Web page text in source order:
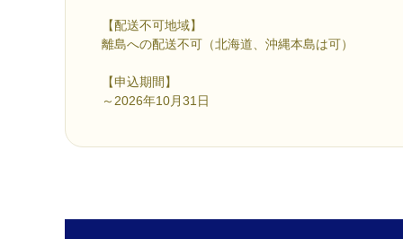
【配送不可地域】
離島への配送不可（北海道、沖縄本島は可）
【申込期間】
～2026年10月31日